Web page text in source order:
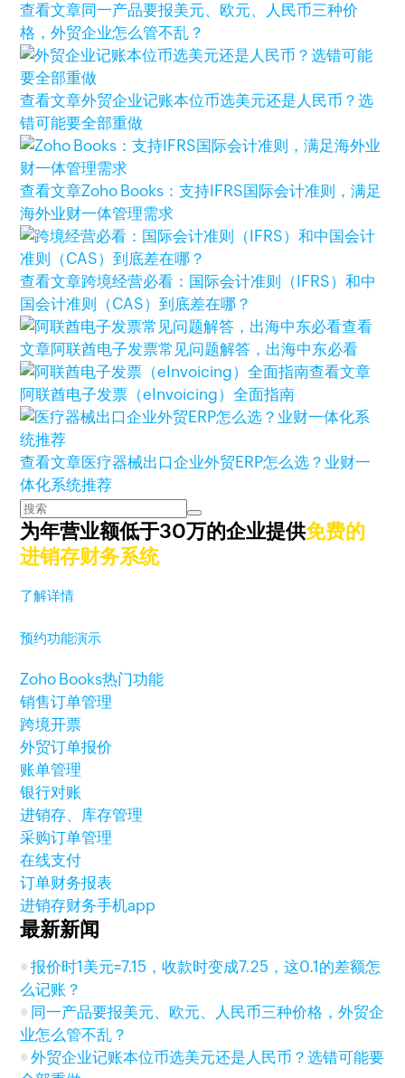
查看文章同一产品要报美元、欧元、人民币三种价
格，外贸企业怎么管不乱？
查看文章外贸企业记账本位币选美元还是人民币？选
错可能要全部重做
查看文章Zoho Books：支持IFRS国际会计准则，满足
海外业财一体管理需求
查看文章跨境经营必看：国际会计准则（IFRS）和中
国会计准则（CAS）到底差在哪？
查看
文章阿联酋电子发票常见问题解答，出海中东必看
查看文章
阿联酋电子发票（eInvoicing）全面指南
查看文章医疗器械出口企业外贸ERP怎么选？业财一
体化系统推荐
为年营业额低于30万的企业提供免费的
进销存财务系统
了解详情
预约功能演示
Zoho Books热门功能
销售订单管理
跨境开票
外贸订单报价
账单管理
银行对账
进销存、库存管理
采购订单管理
在线支付
订单财务报表
进销存财务手机app
最新新闻
报价时1美元=7.15，收款时变成7.25，这0.1的差额怎
么记账？
同一产品要报美元、欧元、人民币三种价格，外贸企
业怎么管不乱？
外贸企业记账本位币选美元还是人民币？选错可能要